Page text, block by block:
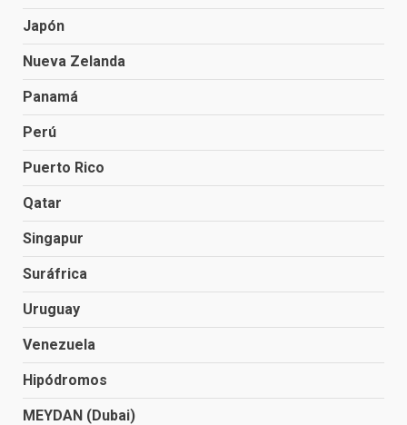
Japón
Nueva Zelanda
Panamá
Perú
Puerto Rico
Qatar
Singapur
Suráfrica
Uruguay
Venezuela
Hipódromos
MEYDAN (Dubai)